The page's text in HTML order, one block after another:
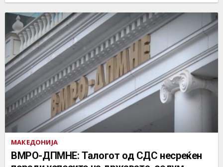
МАКЕДОНИЈА
ВМРО-ДПМНЕ: Талогот од СДС несреќен